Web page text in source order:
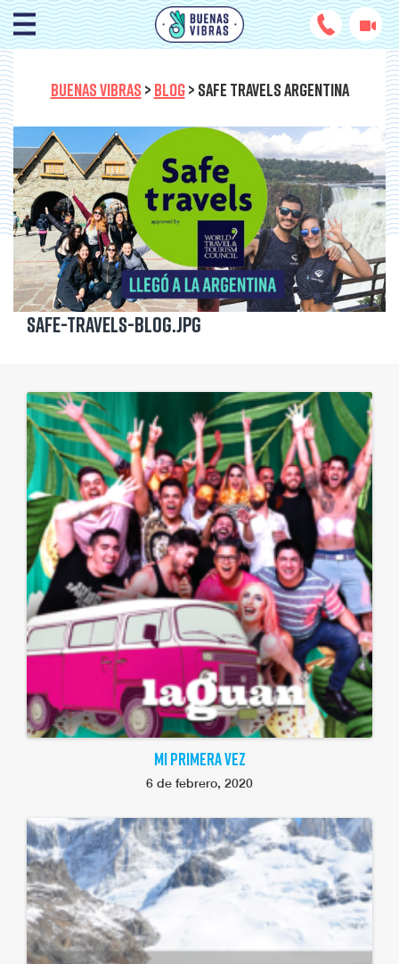
BUENAS VIBRAS > BLOG> SAFE TRAVELS ARGENTINA
safe-travels-blog.jpg
MI PRIMERA VEZ
6 de febrero, 2020